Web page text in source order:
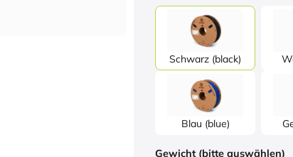
Schwarz (black)
Blau (blue)
Gewicht (bitte auswählen)